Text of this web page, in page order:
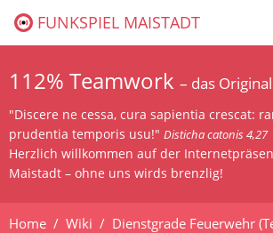
FUNKSPIEL MAISTADT
112% Teamwork – das
"Discere ne cessa, cura sapientia crescat:
prudentia temporis usu!" Disticha catonis 4,27
Herzlich willkommen auf der
Maistadt – ohne uns wirds brenzlig!
Home Wiki Dienstgrade Feuerwehr